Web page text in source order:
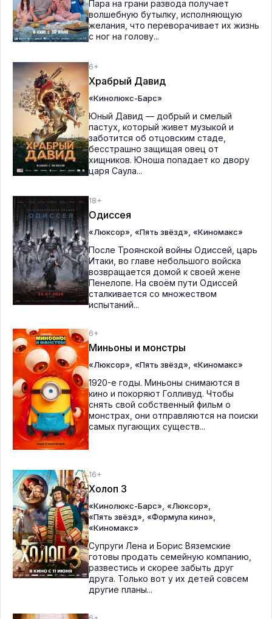
Пара на грани развода получает
волшебную бутылку, исполняющую
желания, что переворачивает их жизнь
с ног на голову...
6+
Храбрый Давид
«Кинолюкс-Барс»
Юный Давид — добрый и смелый
пастух, который живет музыкой и
заботится об отцовским стаде,
бесстрашно защищая овец от
хищников. Юноша попадает ко двору
царя Саула...
18+
Одиссея
«Люксор», «Пять звёзд», «Киномакс»
После Троянской войны Одиссей, царь
Итаки, во главе небольшого войска
возвращается домой к своей жене
Пенелопе. На своём пути Одиссей
сталкивается со множеством
испытаний...
6+
Миньоны и монстры
«Люксор», «Пять звёзд», «Киномакс»
1920-е годы. Миньоны снимаются в
кино и покоряют Голливуд. Чтобы
снять свой собственный фильм о
монстрах, они отправляются на поиски
самых пугающих существ...
16+
Холоп 3
«Кинолюкс-Барс» «Люксор»
«Пять звёзд» «Формула кино»
«Киномакс»
Супруги Лена и Борис Вяземские
готовы продать семейную компанию,
развестись и скорее забыть друг
друга. Только вот у их детей совсем
другие планы...